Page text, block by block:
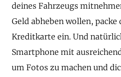
deines Fahrzeugs
Geld abheben wollen, packe
Kreditkarte ein. Und
Smartphone mit
um Fotos zu machen und